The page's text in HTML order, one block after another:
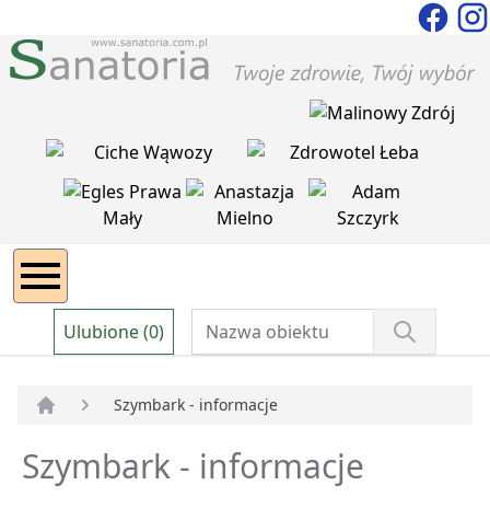
Ulubione (0)
Szymbark - informacje
Szymbark - informacje